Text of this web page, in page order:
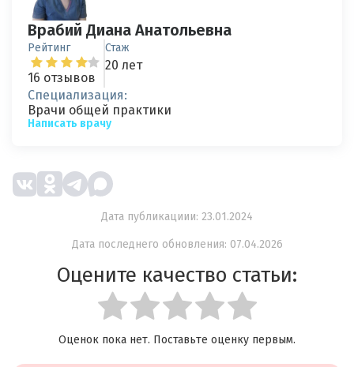
Врабий Диана Анатольевна
Рейтинг
16 отзывов
Стаж
20 лет
Специализация:
Врачи общей практики
Написать врачу
Дата публикациии: 23.01.2024
Дата последнего обновления: 07.04.2026
Оцените качество статьи:
Оценок пока нет. Поставьте оценку первым.